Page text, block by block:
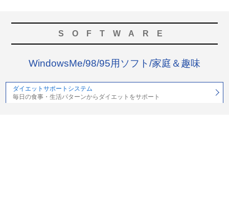
SOFTWARE
WindowsMe/98/95用ソフト/家庭＆趣味
ダイエットサポートシステム
毎日の食事・生活パターンからダイエットをサポート